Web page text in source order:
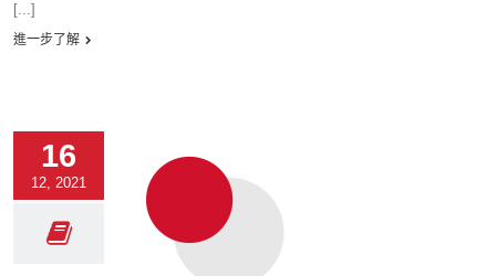
[...]
進一步了解
16
12, 2021